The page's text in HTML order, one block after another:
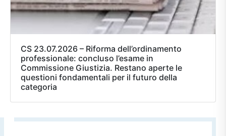
CS 23.07.2026 – Riforma dell’ordinamento
professionale: concluso l’esame in
Commissione Giustizia. Restano aperte le
questioni fondamentali per il futuro della
categoria